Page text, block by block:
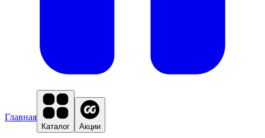
Главная
Каталог Акции